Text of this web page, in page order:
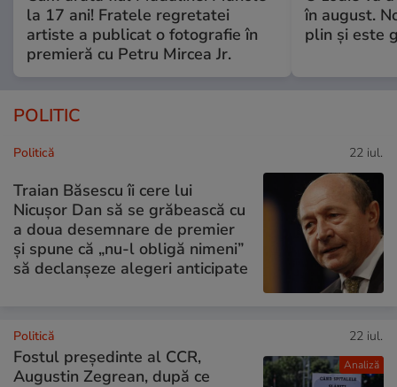
la 17 ani! Fratele regretatei
artiste a publicat o fotografie în
premieră cu Petru Mircea Jr.
în august.
plin și este
POLITIC
Politică 22 iul.
Traian Băsescu îi cere lui
Nicușor Dan să se grăbească cu
a doua desemnare de premier
și spune că „nu-l obligă nimeni”
să declanșeze alegeri anticipate
Analiză
Politică 22 iul.
Fostul președinte al CCR,
Augustin Zegrean, după ce